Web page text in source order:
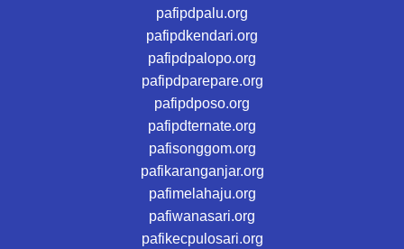
pafipdpalu.org
pafipdkendari.org
pafipdpalopo.org
pafipdparepare.org
pafipdposo.org
pafipdternate.org
pafisonggom.org
pafikaranganjar.org
pafimelahaju.org
pafiwanasari.org
pafikecpulosari.org